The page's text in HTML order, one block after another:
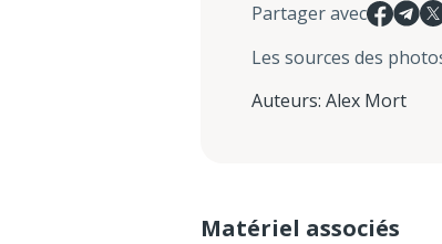
Partager avec
Les sources des
Auteurs: Alex Mort
Matériel associés